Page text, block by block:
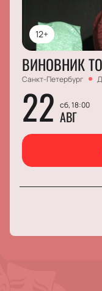
12+
ВИНОВНИК
Санкт-Петербург
22 сб, 18:00
АВГ